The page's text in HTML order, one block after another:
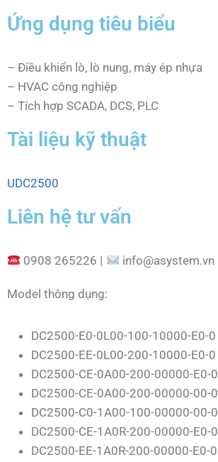
Ứng dụng tiêu biểu
– Điều khiển lò, lò nung, máy ép nhựa
– HVAC công nghiệp
– Tích hợp SCADA, DCS, PLC
Tài liệu kỹ thuật
UDC2500
Liên hệ tư vấn
0908 265226 | info@asystem.vn
Model thông dụng:
DC2500-E0-0L00-100-10000-E0-0
DC2500-EE-0L00-200-10000-E0-0
DC2500-CE-0A00-200-00000-E0-0
DC2500-CE-0A00-200-00000-00-0
DC2500-C0-1A00-100-00000-00-0
DC2500-CE-1A0R-200-00000-E0-0
DC2500-EE-1A0R-200-00000-E0-0